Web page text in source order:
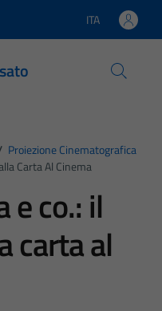
Lingua attiva:
ITA
Proiezione Cinematografica
Carta Al Cinema
e co.: il
carta al